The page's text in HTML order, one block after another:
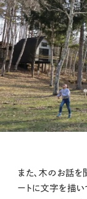
また、木のお話を
ートに文字を描い